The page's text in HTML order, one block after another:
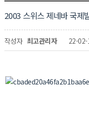
2003 스위스 제네바 국제
페이지 정보
작성자 최고관리자 22-